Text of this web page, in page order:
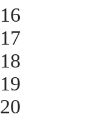
16
17
18
19
20